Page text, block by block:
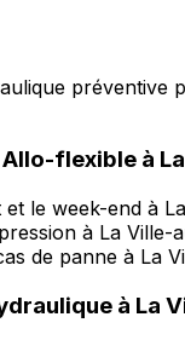
Allo-flexible à
le week-end à
à La Ville-
de panne à La
à La